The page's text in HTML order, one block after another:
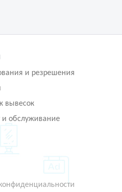
и резрешения
вывесок
и обслуживание